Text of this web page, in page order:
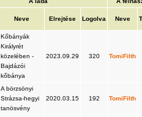
Neve Elrejtése Logolva Neve
Kőbányák
Királyrét
közelében -
Bajdázói
kőbánya
2023.09.29 320 TomiFilth
A börzsönyi
Strázsa-hegyi
tanösvény
2020.03.15 192 TomiFilth